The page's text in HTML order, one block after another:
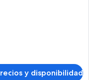
y disponibilidad